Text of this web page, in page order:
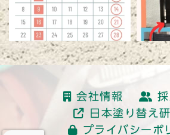
読み込む
会社情報
日本塗り替え
プライバシーポ